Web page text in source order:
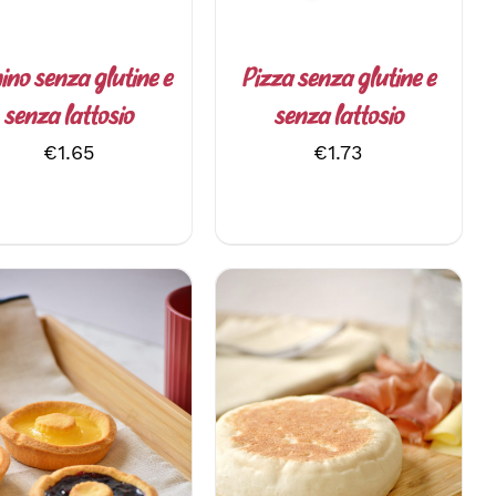
senza glutine e
senza lattosio
€1.65
Pizza senza glutine e
senza lattosio
€1.73
QUESTO
PRODOTTO
/ DETTAGLI
AGGIUNGI AL CARRELLO
/
DETTAGLI